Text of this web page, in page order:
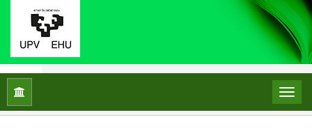
Inicio Núm. 54 (2025): Los Retos De La